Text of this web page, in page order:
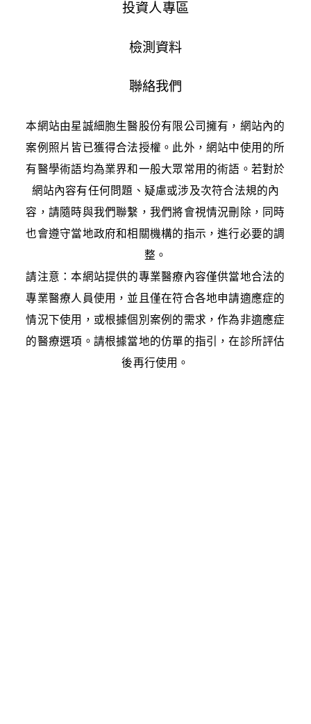
投資人專區
檢測資料
聯絡我們
本網站由星誠細胞生醫股份有限公司擁有，網站內的
案例照片皆已獲得合法授權。此外，網站中使用的所
有醫學術語均為業界和一般大眾常用的術語。若對於
網站內容有任何問題、疑慮或涉及次符合法規的內
容，請隨時與我們聯繫，我們將會視情況刪除，同時
也會遵守當地政府和相關機構的指示，進行必要的調
整。
請注意：本網站提供的專業醫療內容僅供當地合法的
專業醫療人員使用，並且僅在符合各地申請適應症的
情況下使用，或根據個別案例的需求，作為非適應症
的醫療選項。請根據當地的仿單的指引，在診所評估
後再行使用。